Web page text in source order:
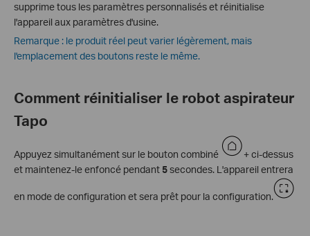
supprime tous les paramètres personnalisés et réinitialise
l'appareil aux paramètres d'usine.
Remarque : le produit réel peut varier légèrement, mais
l'emplacement des boutons reste le même.
Comment réinitialiser le robot aspirateur
Tapo
Appuyez simultanément sur le bouton combiné
+ ci-dessus
et maintenez-le enfoncé pendant 5secondes. L'appareil entrera
en mode de configuration et sera prêt pour la configuration.